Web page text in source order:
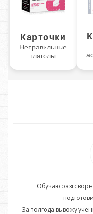
Карточки
Неправильные
глаголы
Обучаю
За полгода вывожу